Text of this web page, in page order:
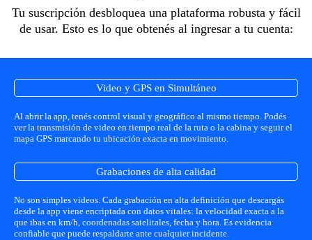
Tu suscripción desbloquea una plataforma robusta y fácil
de usar. Esto es lo que obtenés al ingresar a tu cuenta:
Video y GPS en Simultáneo
Al abrir la app, tenés control visual y geográfico al mismo tiempo. Podés
ver la transmisión de video en tiempo real de la ruta o la cabina y seguir el
mapa GPS marcando tu ubicación exacta en movimiento.
Grabaciones de alta calidad
No son simples videos. Cada grabación en alta definición que descargás
desde la app viene encriptada con datos vitales: la velocidad exacta a la
que ibas en km/h, coordenadas satelitales, fecha y hora. Es evidencia
confiable que puede respaldarte ante cualquier incidente.